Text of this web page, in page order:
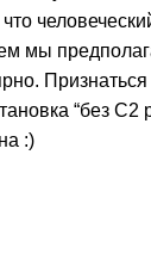
мы
“без С2
:)